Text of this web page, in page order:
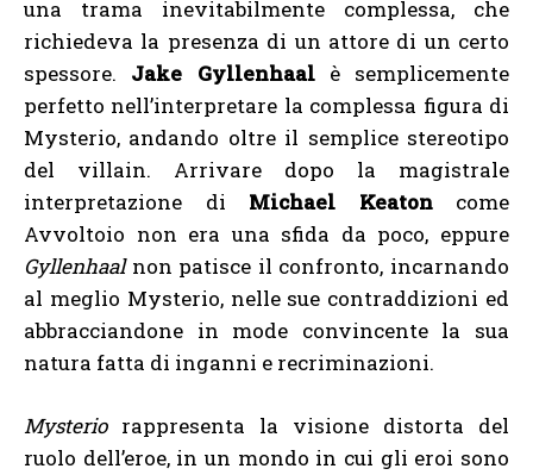
una trama inevitabilmente complessa, che
richiedeva la presenza di un attore di un certo
spessore. Jake Gyllenhaalè semplicemente
perfetto nell’interpretare la complessa figura di
Mysterio, andando oltre il semplice stereotipo
del villain. Arrivare dopo la magistrale
interpretazione di Michael Keatoncome
Avvoltoio non era una sfida da poco, eppure
Gyllenhaalnon patisce il confronto, incarnando
al meglio Mysterio, nelle sue contraddizioni ed
abbracciandone in mode convincente la sua
natura fatta di inganni e recriminazioni.
Mysteriorappresenta la visione distorta del
ruolo dell’eroe, in un mondo in cui gli eroi sono